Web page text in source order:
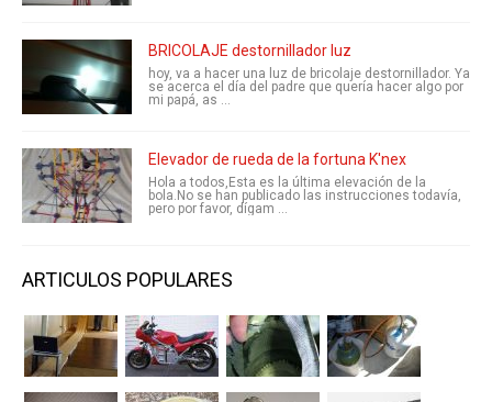
BRICOLAJE destornillador luz
hoy, va a hacer una luz de bricolaje destornillador. Ya
se acerca el día del padre que quería hacer algo por
mi papá, as ...
Elevador de rueda de la fortuna K'nex
Hola a todos,Esta es la última elevación de la
bola.No se han publicado las instrucciones todavía,
pero por favor, dígam ...
ARTICULOS POPULARES